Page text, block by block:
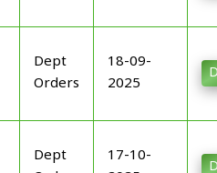
Dept
Orders
18-09-
2025
Dept
17-10-